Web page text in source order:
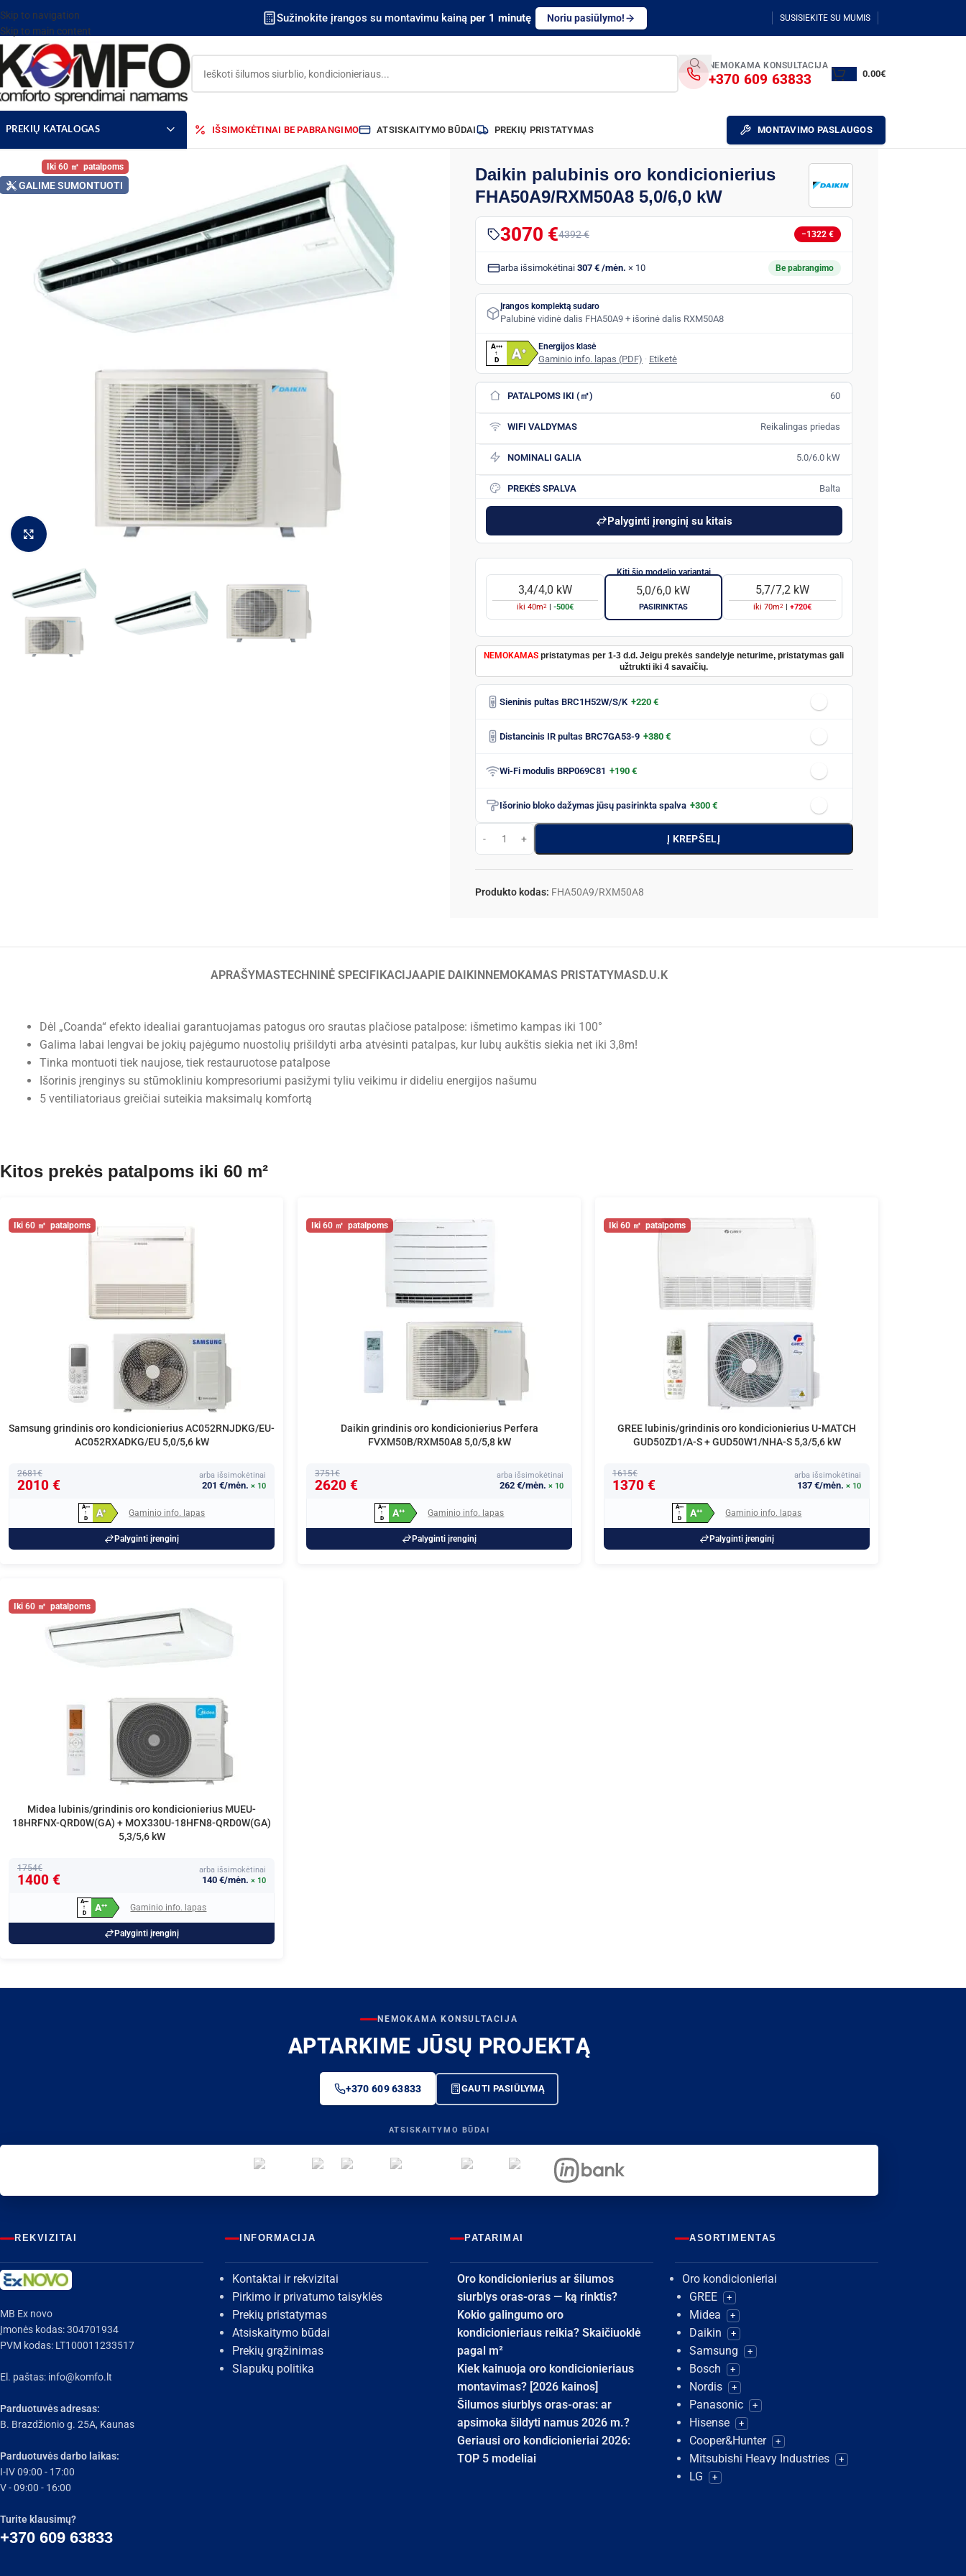
Skip to navigation
Skip to main content
Sužinokite įrangos su montavimu kainą per 1 minutę Noriu pasiūlymo! SUSISIEKITE SU MUMIS
NEMOKAMA KONSULTACIJA
+370 609 63833 0.00€
PREKIŲ KATALOGAS IŠSIMOKĖTINAI BE PABRANGIMO ATSISKAITYMO BŪDAI PREKIŲ PRISTATYMAS MONTAVIMO PASLAUGOS
60
GALIME SUMONTUOTI
Daikin palubinis oro kondicionierius
FHA50A9/RXM50A8 5,0/6,0 kW
3070 €4392 € −1322 €
arba išsimokėtinai 307 € /mėn. × 10 Be pabrangimo
Įrangos komplektą sudaro
Palubinė vidinė dalis FHA50A9 + išorinė dalis RXM50A8
A+++
↑
D A+ Energijos klasė
Gaminio info. lapas (PDF) · Etiketė
PATALPOMS IKI (㎡) 60
WIFI VALDYMAS Reikalingas priedas
NOMINALI GALIA 5.0/6.0 kW
PREKĖS SPALVA Balta
Palyginti įrenginį su kitais
3,4/4,0 kW
iki40m2 -500€
5,0/6,0 kW
PASIRINKTAS
5,7/7,2 kW
iki 70m2 +720€
NEMOKAMAS pristatymas per 1-3 d.d. Jeigu prekės sandelyje neturime, pristatymas gali
užtrukti iki 4 savaičių.
Sieninis pultas BRC1H52W/S/K +220 €
Distancinis IR pultas BRC7GA53-9 +380 €
Wi-Fi modulis BRP069C81 +190 €
Išorinio bloko dažymas jūsų pasirinkta spalva +300 €
Į KREPŠELĮ
Produkto kodas: FHA50A9/RXM50A8
APRAŠYMASTECHNINĖ SPECIFIKACIJAAPIE DAIKIN NEMOKAMAS PRISTATYMAS D.U.K
Dėl „Coanda“ efekto idealiai garantuojamas patogus oro srautas plačiose patalpose: išmetimo kampas iki 100°
Galima labai lengvai be jokių pajėgumo nuostolių prišildyti arba atvėsinti patalpas, kur lubų aukštis siekia net iki 3,8m!
Tinka montuoti tiek naujose, tiek restauruotose patalpose
Išorinis įrenginys su stūmokliniu kompresoriumi pasižymi tyliu veikimu ir dideliu energijos našumu
5 ventiliatoriaus greičiai suteikia maksimalų komfortą
Kitos prekės patalpoms iki 60 m²
60
Samsung grindinis oro kondicionierius AC052RNJDKG/EU-
AC052RXADKG/EU 5,0/5,6 kW
2681€
2010 €
arba išsimokėtinai
201 €/mėn. × 10
A+++
↑
D
A+ Gaminio info. lapas
Palyginti įrenginį
60
Daikin grindinis oro kondicionierius Perfera
FVXM50B/RXM50A8 5,0/5,8 kW
3751€
2620 €
arba išsimokėtinai
262 €/mėn. × 10
A+++
↑
D
A++ Gaminio info. lapas
Palyginti įrenginį
60
GREE lubinis/grindinis oro kondicionierius U-MATCH
GUD50ZD1/A-S + GUD50W1/NHA-S 5,3/5,6 kW
1615€
1370 €
arba išsimokėtinai
137 €/mėn. × 10
A+++
↑
D
A++ Gaminio info. lapas
Palyginti įrenginį
60
Midea lubinis/grindinis oro kondicionierius MUEU-
18HRFNX-QRD0W(GA) + MOX330U-18HFN8-QRD0W(GA)
5,3/5,6 kW
1754€
1400 €
arba išsimokėtinai
140 €/mėn. × 10
A+++
↑
D
A++ Gaminio info. lapas
Palyginti įrenginį
NEMOKAMA KONSULTACIJA
APTARKIME JŪSŲ PROJEKTĄ
+370 609 63833 GAUTI PASIŪLYMĄ
ATSISKAITYMO BŪDAI
REKVIZITAI
MB Ex novo
Įmonės kodas: 304701934
PVM kodas: LT100011233517
El. paštas: info@komfo.lt
Parduotuvės adresas:
B. Brazdžionio g. 25A, Kaunas
Parduotuvės darbo laikas:
I-IV 09:00 - 17:00
V - 09:00 - 16:00
Turite klausimų?
+370 609 63833
INFORMACIJA
Kontaktai ir rekvizitai
Pirkimo ir privatumo taisyklės
Prekių pristatymas
Atsiskaitymo būdai
Prekių grąžinimas
Slapukų politika
PATARIMAI
Oro kondicionierius ar šilumos
siurblys oras-oras — ką rinktis?
Kokio galingumo oro
kondicionieriaus reikia? Skaičiuoklė
pagal m²
Kiek kainuoja oro kondicionieriaus
montavimas? [2026 kainos]
Šilumos siurblys oras-oras: ar
apsimoka šildyti namus 2026 m.?
Geriausi oro kondicionieriai 2026:
TOP 5 modeliai
ASORTIMENTAS
Oro kondicionieriai
GREE
+
Midea +
Daikin +
Samsung +
Bosch +
Nordis +
Panasonic +
Hisense +
Cooper&Hunter +
Mitsubishi Heavy Industries +
LG +